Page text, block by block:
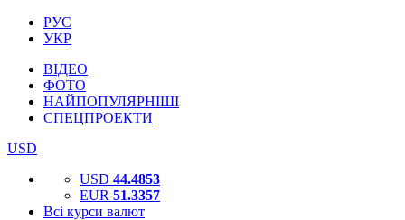
РУС
УКР
ВІДЕО
ФОТО
НАЙПОПУЛЯРНІШІ
СПЕЦПРОЕКТИ
USD
USD 44.4853
EUR 51.3357
Всі курси валют